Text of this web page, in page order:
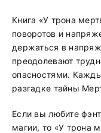
Книга «У трона
поворотов и
держаться в
преодолевают
опасностями.
разгадке тайны
Если вы любите
магии, то «У трона